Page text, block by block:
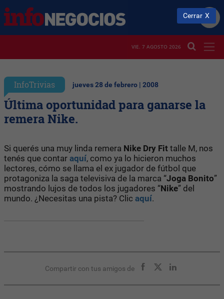
VIE. 7 AGOSTO 2026
InfoTrivias jueves 28 de febrero | 2008
Última oportunidad para ganarse la
remera Nike.
Si querés una muy linda remera Nike Dry Fit talle M, nos
tenés que contar aquí, como ya lo hicieron muchos
lectores, cómo se llama el ex jugador de fútbol que
protagoniza la saga televisiva de la marca “Joga Bonito”
mostrando lujos de todos los jugadores “Nike” del
mundo. ¿Necesitas una pista? Clic aquí.
Compartir con tus amigos de
Cerrar